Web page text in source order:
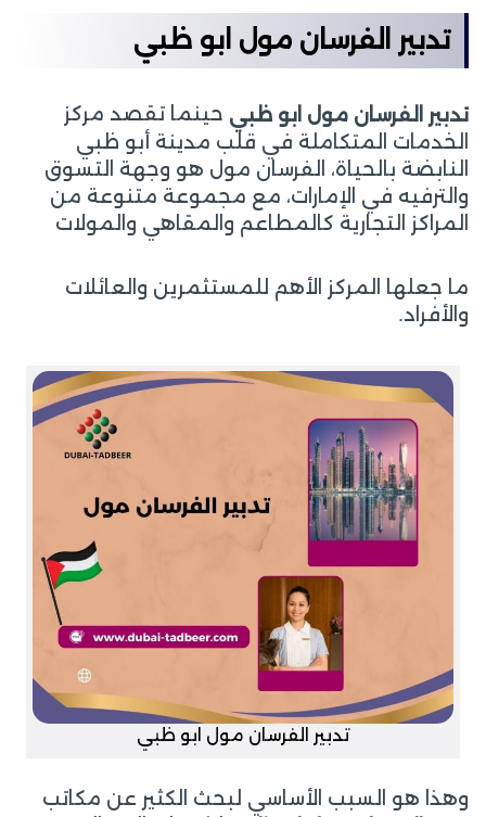
تدبير الفرسان مول ابو ظبي
تدبير الفرسان مول ابو ظبي حينما تقصد مركز
الخدمات المتكاملة في قلب مدينة أبو ظبي
النابضة بالحياة، الفرسان مول هو وجهة التسوق
والترفيه في الإمارات، مع مجموعة متنوعة من
المراكز التجارية كالمطاعم والمقاهي والمولات
ما جعلها المركز الأهم للمستثمرين والعائلات
والأفراد.
تدبير الفرسان مول ابو ظبي
وهذا هو السبب الأساسي لبحث الكثير عن مكاتب